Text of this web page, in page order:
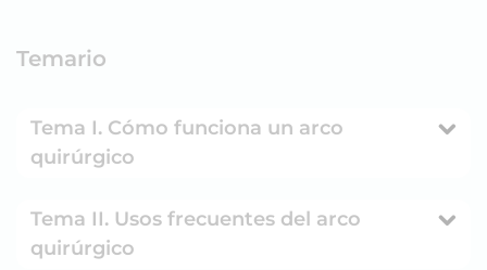
Temario
Tema I. Cómo funciona un arco
quirúrgico
Tema II. Usos frecuentes del arco
quirúrgico